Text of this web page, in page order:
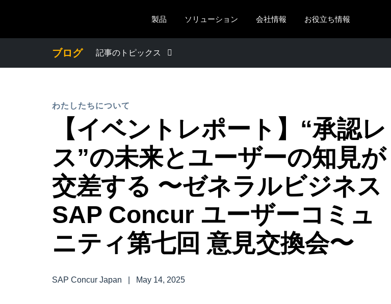
製品
ソリューション 会社情報 お役立ち情報
Canada (Français)
México (Español)
Brasil (Português)
ブログ 記事のトピックス
プレスリリース
電子帳簿保存法・インボイス制度
出張・経費管理トレンド
中堅・中小企業
わたしたちについて
【イベントレポート】“承認レ
ス”の未来とユーザーの知見が
交差する 〜ゼネラルビジネス
SAP Concur ユーザーコミュ
ニティ第七回 意見交換会〜
SAP Concur Japan
May 14, 2025